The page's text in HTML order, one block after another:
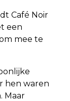
Café Noir
een
mee te
hen waren
Maar